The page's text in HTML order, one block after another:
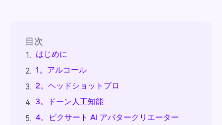
目次
1. はじめに
2. 1。アルコール
3. 2。ヘッドショットプロ
4. 3。ドーン人工知能
5. 4。ピクサート AI アバタークリエーター